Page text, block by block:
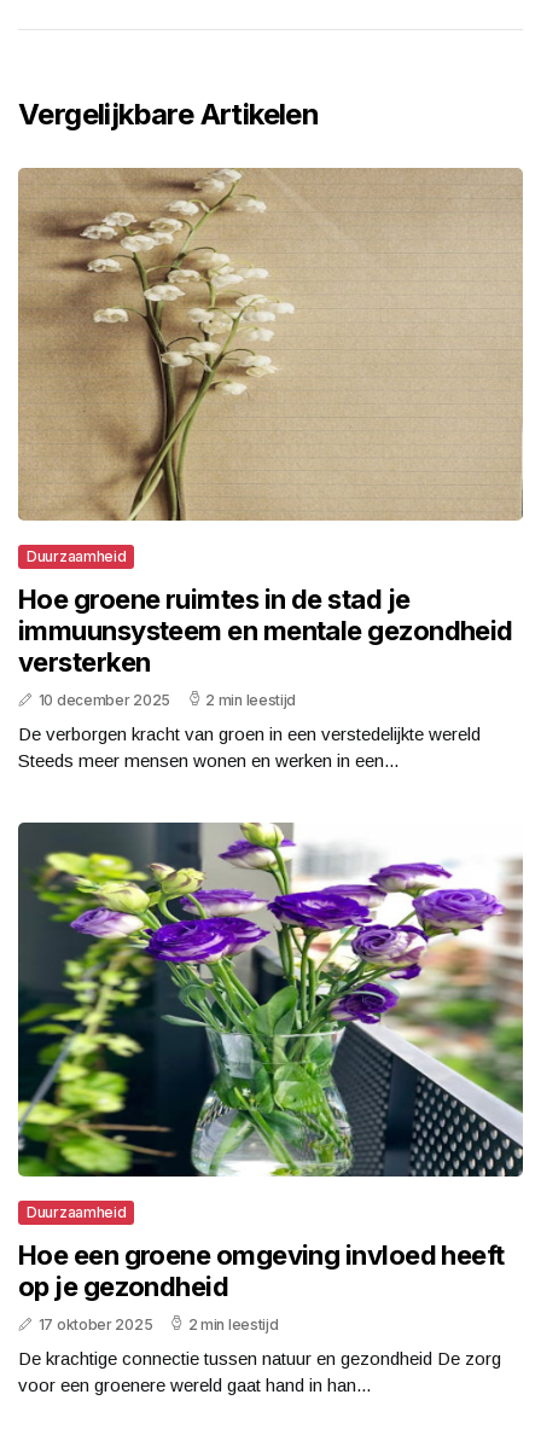
Vergelijkbare Artikelen
Duurzaamheid
Hoe groene ruimtes in de stad je
immuunsysteem en mentale gezondheid
versterken
10 december 2025 2 min leestijd
De verborgen kracht van groen in een verstedelijkte wereld
Steeds meer mensen wonen en werken in een...
Duurzaamheid
Hoe een groene omgeving invloed heeft
op je gezondheid
17 oktober 2025 2 min leestijd
De krachtige connectie tussen natuur en gezondheid De zorg
voor een groenere wereld gaat hand in han...